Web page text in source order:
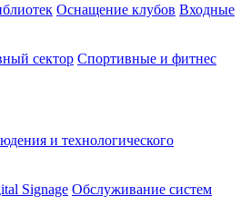
Оснащение клубов Входные
сектор Спортивные и фитнес
и технологического
Signage Обслуживание систем